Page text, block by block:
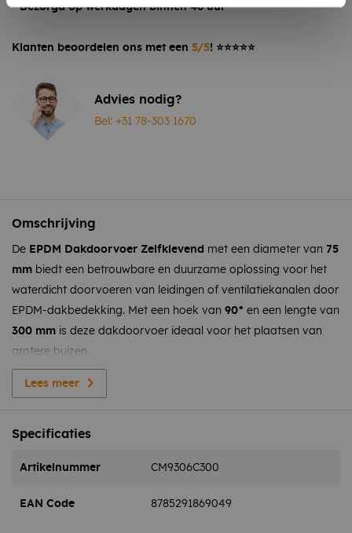
Bezorgd op werkdagen binnen 48 uur
Klanten beoordelen ons met een 5/5! ⭐⭐⭐⭐⭐
Advies nodig?
Bel: +31 78-303 1670
Omschrijving
De EPDM Dakdoorvoer Zelfklevend met een diameter van 75
mm biedt een betrouwbare en duurzame oplossing voor het
waterdicht doorvoeren van leidingen of ventilatiekanalen door
EPDM-dakbedekking. Met een hoek van 90° en een lengte van
300 mm is deze dakdoorvoer ideaal voor het plaatsen van
grotere buizen.
Deze dakdoorvoer is gemaakt van weerbestendig EPDM-
platte als licht hellende daken, biedt deze dakdoorvoer
Lees meer
Specificaties
Artikelnummer CM9306C300
EAN Code 8785291869049